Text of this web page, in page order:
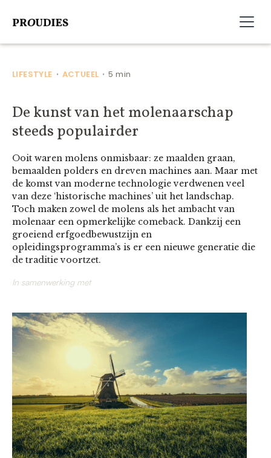
LIFESTYLE • ACTUEEL •5 min
De kunst van het molenaarschap
steeds populairder
Ooit waren molens onmisbaar: ze maalden graan,
bemaalden polders en dreven machines aan. Maar met
de komst van moderne technologie verdwenen veel
van deze ‘historische machines’ uit het landschap.
Toch maken zowel de molens als het ambacht van
molenaar een opmerkelijke comeback. Dankzij een
groeiend erfgoedbewustzijn en
opleidingsprogramma’s is er een nieuwe generatie die
de traditie voortzet.
In samenwerking met